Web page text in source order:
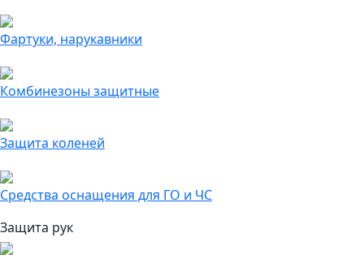
Фартуки, нарукавники
Комбинезоны защитные
Защита коленей
Средства оснащения для ГО и ЧС
Защита рук